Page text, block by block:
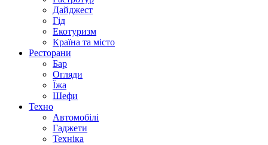
Дайджест
Гід
Екотуризм
Країна та місто
Ресторани
Бар
Огляди
Їжа
Шефи
Техно
Автомобілі
Гаджети
Техніка